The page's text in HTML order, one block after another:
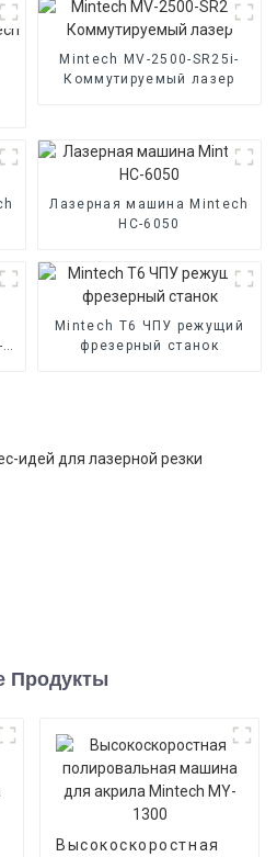
Mintech MV-2500-SR25i-
Коммутируемый лазер
Лазерная машина Mintech
HC-6050
Mintech T6 ЧПУ режущий
фрезерный станок
Продукты
Высокоскоростная